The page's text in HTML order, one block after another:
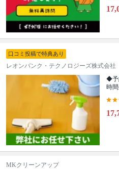
口コミ投稿で特典あり
レオンバンク・テクノロジーズ株式会社
◆予
時
MKクリーンアップ